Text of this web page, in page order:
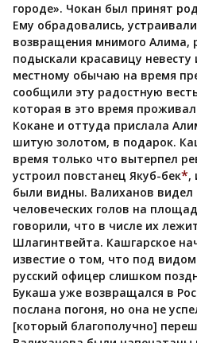
городе». Чокан был принят
Ему обрадовались,
возвращения мнимого Алима,
подыскали красавицу
местному обычаю на время
сообщили эту радостную
которая в это время
Кокане и оттуда прислала
шитую золотом, в подарок.
время только что вытерпел
устроил повстанец Якуб-бек*,
были видны. Валиханов видел
человеческих голов на
говорили, что в числе их
Шлагинтвейта. Кашгарское
известие о том, что под
русский офицер слишком
Букаша уже возвращался в
послана погоня, но она не
[который благополучно]